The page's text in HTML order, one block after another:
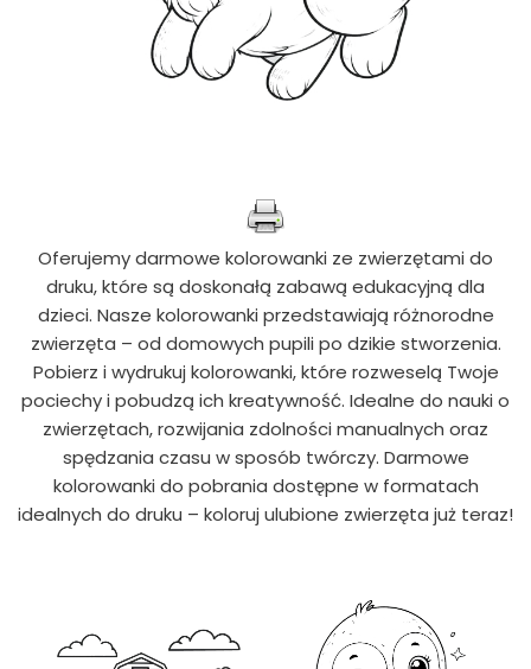
Oferujemy darmowe kolorowanki ze zwierzętami do
druku, które są doskonałą zabawą edukacyjną dla
dzieci. Nasze kolorowanki przedstawiają różnorodne
zwierzęta – od domowych pupili po dzikie stworzenia.
Pobierz i wydrukuj kolorowanki, które rozweselą Twoje
pociechy i pobudzą ich kreatywność. Idealne do nauki o
zwierzętach, rozwijania zdolności manualnych oraz
spędzania czasu w sposób twórczy. Darmowe
kolorowanki do pobrania dostępne w formatach
idealnych do druku – koloruj ulubione zwierzęta już teraz!